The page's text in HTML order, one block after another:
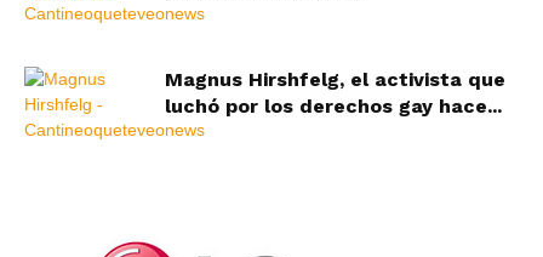
Magnus Hirshfelg, el activista que
luchó por los derechos gay hace...